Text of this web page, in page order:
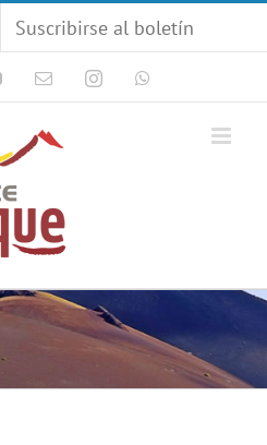
Suscribirse al boletín
YouTubeCorreoInstagram